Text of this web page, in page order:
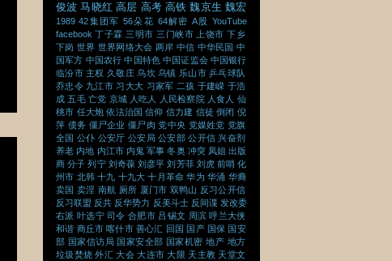
俊波 马晓红 高层 高考 高铁 魏京生 魏宏
1989 42集团军 56朵花 64解密 A股 YouTube
facebook 丁子霖 三明市 三门峡市 上饶市 下乡
下岗 世界 世界网络大会 两岸 中信 中华民国 中
国军方 中国农行 中国特色 中国证监会 中国银行
临汾市 主权 久敬庄 乌坎 乌镇 乐山市 乒乓球队
乔忠令 九江市 习大大 习家军 二孩 于建嵘 于浩
成 五毛 亡党 京城 人吃人 人民检察院 人食人 仙
桃市 任大炮 依法治国 信仰 信力建 信徒 倒闭 倪
萍 债务 僵尸企业 僵尸肉 党中央 党媒姓党 党旗
全国 公仆 公安厅 公安局 公安部 公开信 兴奋剂
养老 内地 内江市 内鬼 军事 冬奥 冲突 凤姐 出版
商 分子 列宁 刘奇葆 刘彦平 刘芳菲 刘虎 前哨 化
州市 北韩 十九 十九大 十月革命 华为 华涌 华裔
卖国 卖淫 南航 厕所 厦门市 双鸭山 反习公开信
反习联盟 反共 反华势力 反美斗士 反间谍 发改委
右派 叶选宁 司令 合肥市 吕锡文 周滨 呼兰大侠
和谐 商丘市 喀什市 善心汇 回国 国产 国保 国安
部 国家信访局 国家安全部 国家机密 地产 地方
垃圾焚烧 外汇 大会 大连市 大限 天主教 天堂文